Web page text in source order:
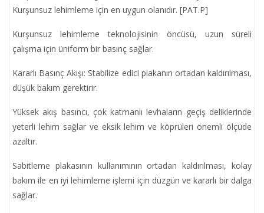
Kurşunsuz lehimleme için en uygun olanıdır. [PAT.P]
Kurşunsuz lehimleme teknolojisinin öncüsü, uzun süreli
çalışma için üniform bir basınç sağlar.
Kararlı Basınç Akışı: Stabilize edici plakanın ortadan kaldırılması,
düşük bakım gerektirir.
Yüksek akış basıncı, çok katmanlı levhaların geçiş deliklerinde
yeterli lehim sağlar ve eksik lehim ve köprüleri önemli ölçüde
azaltır.
Sabitleme plakasının kullanımının ortadan kaldırılması, kolay
bakım ile en iyi lehimleme işlemi için düzgün ve kararlı bir dalga
sağlar.